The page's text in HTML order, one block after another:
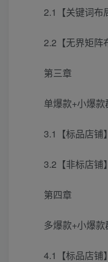
2.1【关键词布
2.2【无界矩阵
第三章
单爆款+小爆
3.1【标品店铺
3.2【非标店铺
第四章
多爆款+小爆
4.1【标品店铺